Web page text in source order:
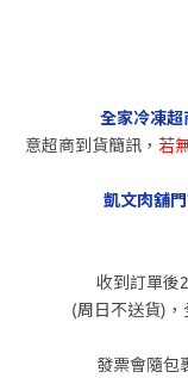
全家冷凍超
意超商到貨簡訊， 若
凱文肉舖
收到訂單後2-3個
(周日不送貨)
發票會隨包裹寄